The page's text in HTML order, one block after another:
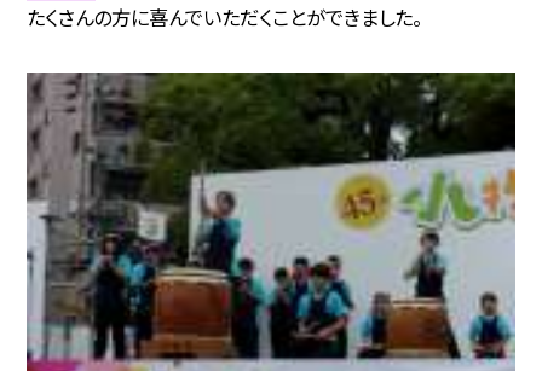
たくさんの方に喜んでいただくことができました。